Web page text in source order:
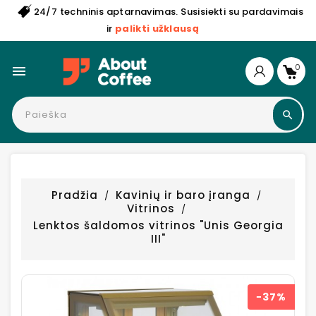
24/7 techninis aptarnavimas. Susisiekti su pardavimais
ir palikti užklausą
 0
Pradžia
Kavinių ir baro įranga
Vitrinos
Lenktos šaldomos vitrinos "Unis Georgia
III"
−37%